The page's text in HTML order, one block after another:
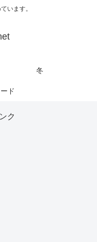
います。
冬
ド
ク